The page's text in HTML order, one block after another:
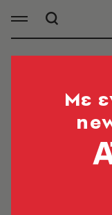
ΣΑΚΗΣ
Ο Σάκης Ρουβάς
Ιανουαρίου
Mε